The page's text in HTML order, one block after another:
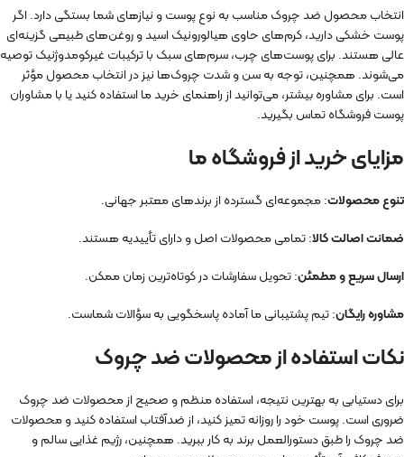
انتخاب محصول ضد چروک مناسب به نوع پوست و نیازهای شما بستگی دارد. اگر
پوست خشکی دارید، کرم‌های حاوی هیالورونیک اسید و روغن‌های طبیعی گزینه‌ای
عالی هستند. برای پوست‌های چرب، سرم‌های سبک با ترکیبات غیرکومدوژنیک توصیه
می‌شوند. همچنین، توجه به سن و شدت چروک‌ها نیز در انتخاب محصول مؤثر
است. برای مشاوره بیشتر، می‌توانید از راهنمای خرید ما استفاده کنید یا با مشاوران
پوست فروشگاه تماس بگیرید.
مزایای خرید از فروشگاه ما
تنوع محصولات: مجموعه‌ای گسترده از برندهای معتبر جهانی.
ضمانت اصالت کالا: تمامی محصولات اصل و دارای تأییدیه هستند.
ارسال سریع و مطمئن: تحویل سفارشات در کوتاه‌ترین زمان ممکن.
مشاوره رایگان: تیم پشتیبانی ما آماده پاسخگویی به سؤالات شماست.
نکات استفاده از محصولات ضد چروک
برای دستیابی به بهترین نتیجه، استفاده منظم و صحیح از محصولات ضد چروک
ضروری است. پوست خود را روزانه تمیز کنید، از ضدآفتاب استفاده کنید و محصولات
ضد چروک را طبق دستورالعمل برند به کار ببرید. همچنین، رژیم غذایی سالم و